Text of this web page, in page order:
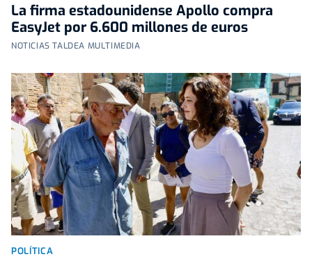
La firma estadounidense Apollo compra
EasyJet por 6.600 millones de euros
NOTICIAS TALDEA MULTIMEDIA
POLÍTICA